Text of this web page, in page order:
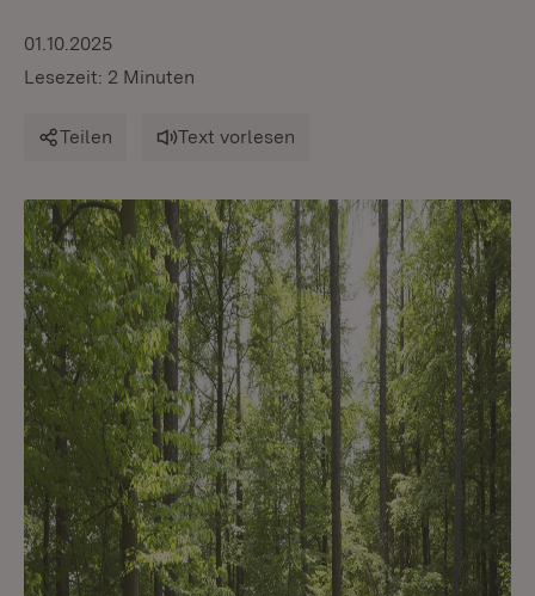
01.10.2025
Lesezeit: 2 Minuten
Teilen Text vorlesen